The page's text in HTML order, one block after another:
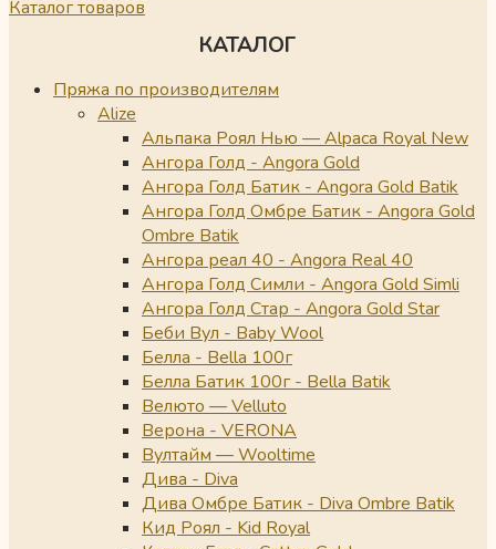
Каталог товаров
КАТАЛОГ
Пряжа по производителям
Alize
Альпака Роял Нью — Alpaca Royal New
Ангора Голд - Angora Gold
Ангора Голд Батик - Angora Gold Batik
Ангора Голд Омбре Батик - Angora Gold
Ombre Batik
Ангора реал 40 - Angora Real 40
Ангора Голд Симли - Angora Gold Simli
Ангора Голд Стар - Angora Gold Star
Беби Вул - Baby Wool
Белла - Bella 100г
Белла Батик 100г - Bella Batik
Велюто — Velluto
Верона - VERONA
Вултайм — Wooltime
Дива - Diva
Дива Омбре Батик - Diva Ombre Batik
Кид Роял - Kid Royal